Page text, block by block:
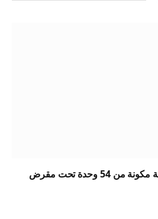
يقوم المالك بتوحيد محفظة مكونة من 54 وحدة تحت مقرض